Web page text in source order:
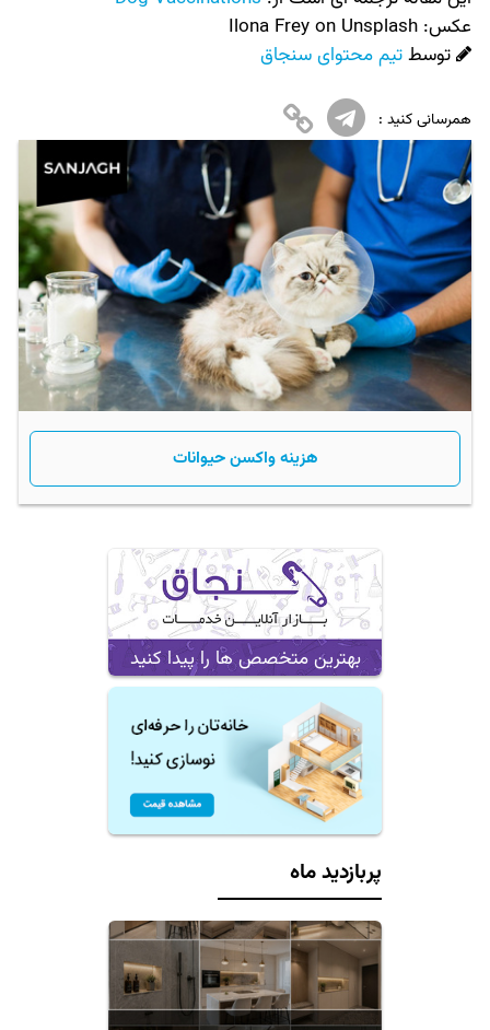
عکس:‌ Ilona Frey on Unsplash
توسطتیم محتوای سنجاق
همرسانی کنید :
هزینه واکسن حیوانات
بهترین متخصص ها را پیدا کنید
پربازدید ماه